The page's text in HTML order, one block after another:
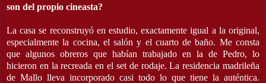
son del propio cineasta?
La casa se reconstruyó en estudio, exactamente igual a la original,
especialmente la cocina, el salón y el cuarto de baño. Me consta
que algunos obreros que habían trabajado en la de Pedro, lo
hicieron en la recreada en el set de rodaje. La residencia madrileña
de Mallo lleva incorporado casi todo lo que tiene la auténtica.